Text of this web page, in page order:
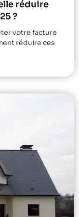
réduire
?
votre facture
réduire ces